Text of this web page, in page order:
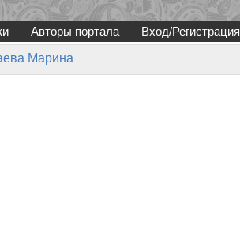
Авторы портала Вход/Регистрация
Марина